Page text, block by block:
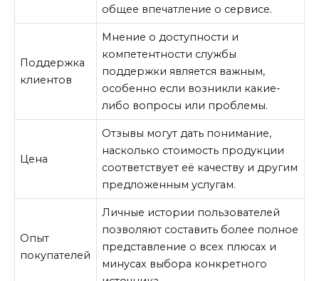
общее впечатление о сервисе.
Поддержка
клиентов
Мнение о доступности и
компетентности службы
поддержки является важным,
особенно если возникли какие-
либо вопросы или проблемы.
Цена
Отзывы могут дать понимание,
насколько стоимость продукции
соответствует её качеству и другим
предложенным услугам.
Опыт
покупателей
Личные истории пользователей
позволяют составить более полное
представление о всех плюсах и
минусах выбора конкретного